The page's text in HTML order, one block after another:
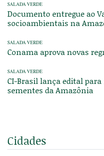
SALADA VERDE
Documento entregue ao
socioambientais na
SALADA VERDE
Conama aprova novas
SALADA VERDE
CI-Brasil lança edital
sementes da Amazônia
Cidades